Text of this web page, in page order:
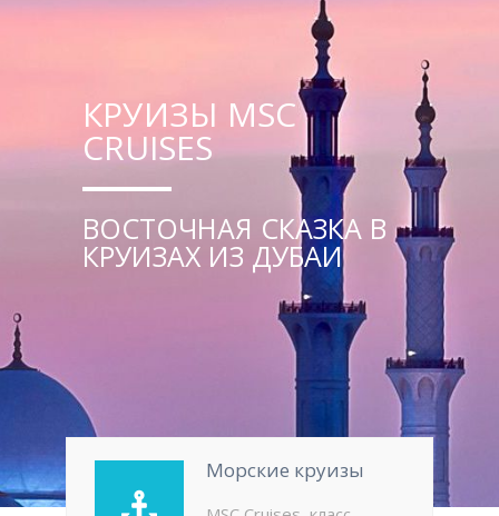
КРУИЗЫ MSC
CRUISES
ВОСТОЧНАЯ СКАЗКА В
КРУИЗАХ ИЗ ДУБАИ
Морские круизы